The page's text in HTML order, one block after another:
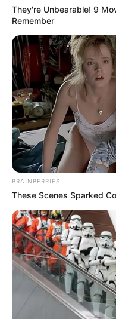
They're Unbearable! 9
Remember
BRAINBERRIES
These Scenes Sparked